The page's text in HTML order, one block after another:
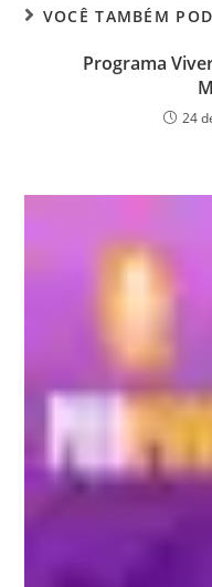
VOCÊ TAMBÉM
Programa
24